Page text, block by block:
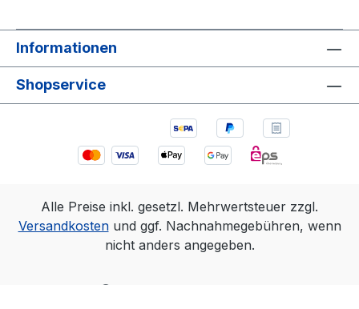
Informationen
Shopservice
Alle Preise inkl. gesetzl. Mehrwertsteuer zzgl.
Versandkostenund ggf. Nachnahmegebühren, wenn
nicht anders angegeben.